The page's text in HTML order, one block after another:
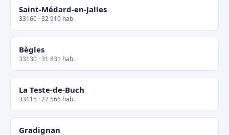
Saint-Médard-en-Jalles
33160 · 32 910 hab.
Bègles
33130 · 31 831 hab.
La Teste-de-Buch
33115 · 27 566 hab.
Gradignan